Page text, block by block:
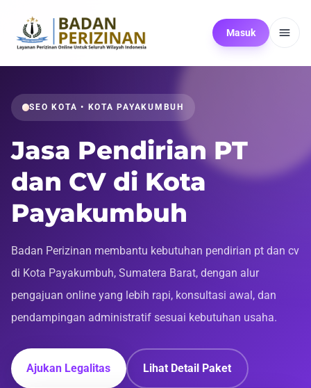
Masuk
SEO KOTA • KOTA PAYAKUMBUH
Jasa Pendirian PT
dan CV di Kota
Payakumbuh
Badan Perizinan membantu kebutuhan pendirian pt dan cv
di Kota Payakumbuh, Sumatera Barat, dengan alur
pengajuan online yang lebih rapi, konsultasi awal, dan
pendampingan administratif sesuai kebutuhan usaha.
Ajukan Legalitas Lihat Detail Paket